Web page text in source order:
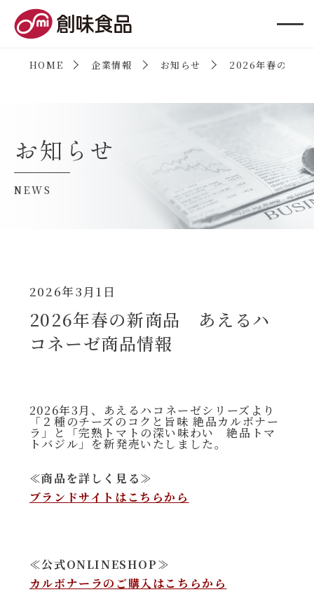
HOME 企業情報 お知らせ 2026年春の新商
お知らせ
NEWS
2026年3月1日
2026年春の新商品 あえるハ
コネーゼ商品情報
2026年3月、あえるハコネーゼシリーズより
「２種のチーズのコクと旨味 絶品カルボナー
ラ」と「完熟トマトの深い味わい 絶品トマ
トバジル」を新発売いたしました。
≪商品を詳しく見る≫
ブランドサイトはこちらから
≪公式ONLINESHOP≫
カルボナーラのご購入はこちらから